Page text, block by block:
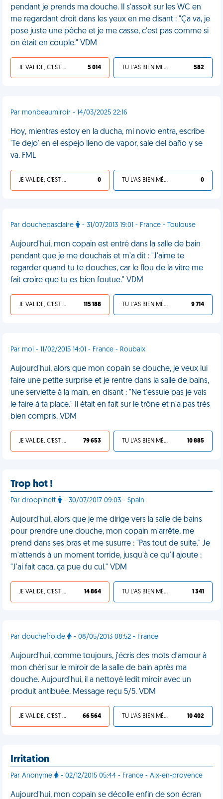
pendant je prends ma douche. Il s'assoit sur les WC en
me regardant droit dans les yeux en me disant : "Ça va, je
pose juste une pêche et je me casse, c'est pas comme si
on était en couple." VDM
JE VALIDE, C'EST UNE VDM 5 014 TU L'AS BIEN MÉRITÉ 582
Par monbeaumiroir - 14/03/2025 22:16
Hoy, mientras estoy en la ducha, mi novio entra, escribe
'Te dejo' en el espejo lleno de vapor, sale del baño y se
va. FML
JE VALIDE, C'EST UNE VDM 0 TU L'AS BIEN MÉRITÉ 0
Par douchepasclaire - 31/07/2013 19:01 - France - Toulouse
Aujourd'hui, mon copain est entré dans la salle de bain
pendant que je me douchais et m'a dit : "J'aime te
regarder quand tu te douches, car le flou de la vitre me
fait croire que tu es bien foutue." VDM
JE VALIDE, C'EST UNE VDM 115 188 TU L'AS BIEN MÉRITÉ 9 714
Par moi - 11/02/2015 14:01 - France - Roubaix
Aujourd'hui, alors que mon copain se douche, je veux lui
faire une petite surprise et je rentre dans la salle de bains,
une serviette à la main, en disant : "Ne t'essuie pas je vais
le faire à ta place." Il était en fait sur le trône et n'a pas très
bien compris. VDM
JE VALIDE, C'EST UNE VDM 79 653 TU L'AS BIEN MÉRITÉ 10 885
Trop hot !
Par droopinett - 30/07/2017 09:03 - Spain
Aujourd'hui, alors que je me dirige vers la salle de bains
pour prendre une douche, mon copain m'arrête, me
prend dans ses bras et me susurre : "Pas tout de suite." Je
m'attends à un moment torride, jusqu'à ce qu'il ajoute :
"J'ai fait caca, ça pue du cul." VDM
JE VALIDE, C'EST UNE VDM 14 864 TU L'AS BIEN MÉRITÉ 1 341
Par douchefroide - 08/05/2013 08:52 - France
Aujourd'hui, comme toujours, j'écris des mots d'amour à
mon chéri sur le miroir de la salle de bain après ma
douche. Aujourd'hui, il a nettoyé ledit miroir avec un
produit antibuée. Message reçu 5/5. VDM
JE VALIDE, C'EST UNE VDM 66 564 TU L'AS BIEN MÉRITÉ 10 402
Irritation
Par Anonyme - 02/12/2015 05:44 - France - Aix-en-provence
Aujourd'hui, mon copain se décolle enfin de son écran